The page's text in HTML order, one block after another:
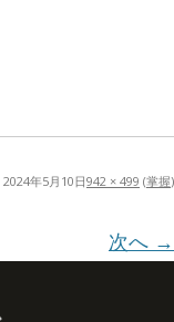
2024年5月10日942 × 499 (掌握)
次へ →